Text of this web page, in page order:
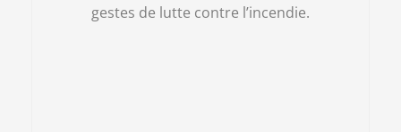
gestes de lutte contre l’incendie.